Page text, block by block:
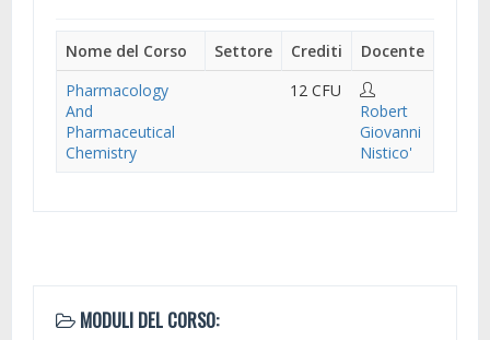
Nome del Corso Settore Crediti
Docente
Pharmacology
And
Pharmaceutical
Chemistry
12 CFU
Robert
Giovanni
Nistico'
MODULI DEL CORSO: